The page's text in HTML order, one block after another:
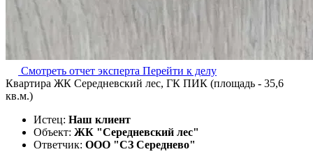
Смотреть отчет эксперта Перейти к делу
Квартира ЖК Середневский лес, ГК ПИК (площадь - 35,6
кв.м.)
Истец: Наш клиент
Объект: ЖК "Середневский лес"
Ответчик: ООО "СЗ Середнево"